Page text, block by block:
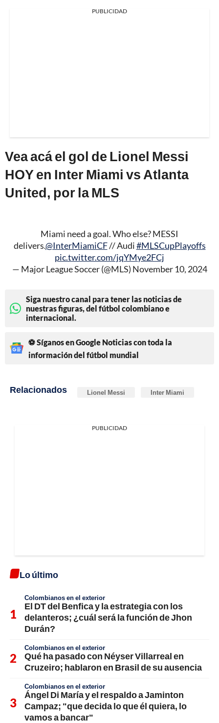
PUBLICIDAD
Vea acá el gol de Lionel Messi
HOY en Inter Miami vs Atlanta
United, por la MLS
Miami need a goal. Who else? MESSI
delivers.@InterMiamiCF// Audi#MLSCupPlayoffs
pic.twitter.com/jqYMye2FCj
— Major League Soccer (@MLS) November 10, 2024
Siga nuestro canal para tener las noticias de
nuestras figuras, del fútbol colombiano e
internacional.
⚽ Síganos en Google Noticias con toda la
información del fútbol mundial
Relacionados Lionel Messi Inter Miami
PUBLICIDAD
Lo último
Colombianos en el exterior
El DT del Benfica y la estrategia con los
delanteros; ¿cuál será la función de Jhon
Durán?
Colombianos en el exterior
Qué ha pasado con Néyser Villarreal en
Cruzeiro; hablaron en Brasil de su ausencia
Colombianos en el exterior
Ángel Di María y el respaldo a Jaminton
Campaz; "que decida lo que él quiera, lo
vamos a bancar"